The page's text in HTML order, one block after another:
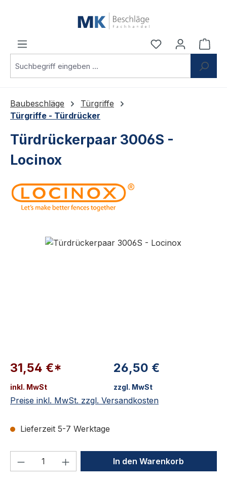
Du hast 0
Baubeschläge
Türgriffe
Türgriffe - Türdrücker
Türdrückerpaar 3006S -
Locinox
31,54 €*
inkl. MwSt
26,50 €
zzgl. MwSt
Preise inkl. MwSt. zzgl. Versandkosten
Lieferzeit 5-7 Werktage
Produkt Anzahl: Gib denIn den Warenkorb